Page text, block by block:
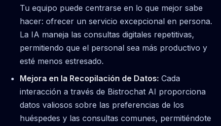
Tu equipo puede centrarse en lo que mejor sabe
hacer: ofrecer un servicio excepcional en persona.
La IA maneja las consultas digitales repetitivas,
permitiendo que el personal sea más productivo y
esté menos estresado.
Mejora en la Recopilación de Datos: Cada
interacción a través de Bistrochat AI proporciona
datos valiosos sobre las preferencias de los
huéspedes y las consultas comunes, permitiéndote